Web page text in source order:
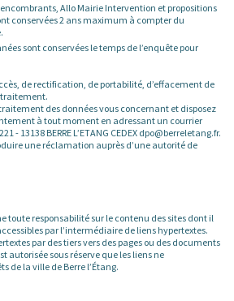
Allo Mairie Intervention et propositions
conservées 2 ans maximum à compter du
sont conservées le temps de l’enquête pour
de rectification, de portabilité, d’effacement de
des données vous concernant et disposez
à tout moment en adressant un courrier
- 13138 BERRE L’ETANG CEDEX dpo@berreletang.fr.
une réclamation auprès d’une autorité de
toute responsabilité sur le contenu des sites dont il
par l’intermédiaire de liens hypertextes.
par des tiers vers des pages ou des documents
autorisée sous réserve que les liens ne
de la ville de Berre l’Étang.